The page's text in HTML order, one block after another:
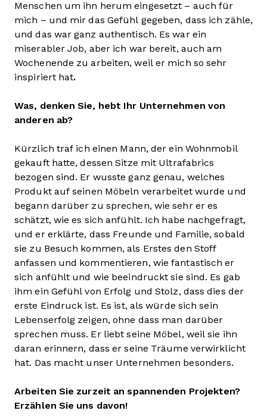
Menschen um ihn herum eingesetzt – auch für
mich – und mir das Gefühl gegeben, dass ich zähle,
und das war ganz authentisch. Es war ein
miserabler Job, aber ich war bereit, auch am
Wochenende zu arbeiten, weil er mich so sehr
inspiriert hat.
Was, denken Sie, hebt Ihr Unternehmen von
anderen ab?
Kürzlich traf ich einen Mann, der ein Wohnmobil
gekauft hatte, dessen Sitze mit Ultrafabrics
bezogen sind. Er wusste ganz genau, welches
Produkt auf seinen Möbeln verarbeitet wurde und
begann darüber zu sprechen, wie sehr er es
schätzt, wie es sich anfühlt. Ich habe nachgefragt,
und er erklärte, dass Freunde und Familie, sobald
sie zu Besuch kommen, als Erstes den Stoff
anfassen und kommentieren, wie fantastisch er
sich anfühlt und wie beeindruckt sie sind. Es gab
ihm ein Gefühl von Erfolg und Stolz, dass dies der
erste Eindruck ist. Es ist, als würde sich sein
Lebenserfolg zeigen, ohne dass man darüber
sprechen muss. Er liebt seine Möbel, weil sie ihn
daran erinnern, dass er seine Träume verwirklicht
hat. Das macht unser Unternehmen besonders.
Arbeiten Sie zurzeit an spannenden Projekten?
Erzählen Sie uns davon!